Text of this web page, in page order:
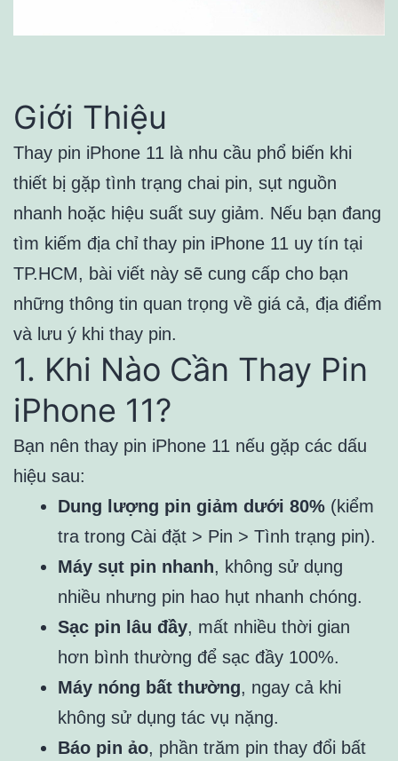
Giới Thiệu
Thay pin iPhone 11 là nhu cầu phổ biến khi
thiết bị gặp tình trạng chai pin, sụt nguồn
nhanh hoặc hiệu suất suy giảm. Nếu bạn đang
tìm kiếm địa chỉ thay pin iPhone 11 uy tín tại
TP.HCM, bài viết này sẽ cung cấp cho bạn
những thông tin quan trọng về giá cả, địa điểm
và lưu ý khi thay pin.
1. Khi Nào Cần Thay Pin
iPhone 11?
Bạn nên thay pin iPhone 11 nếu gặp các dấu
hiệu sau:
Dung lượng pin giảm dưới 80% (kiểm
tra trong Cài đặt > Pin > Tình trạng pin).
Máy sụt pin nhanh, không sử dụng
nhiều nhưng pin hao hụt nhanh chóng.
Sạc pin lâu đầy, mất nhiều thời gian
hơn bình thường để sạc đầy 100%.
Máy nóng bất thường, ngay cả khi
không sử dụng tác vụ nặng.
Báo pin ảo, phần trăm pin thay đổi bất